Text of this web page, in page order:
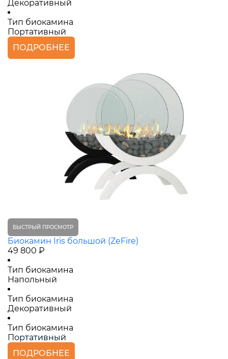
Декоративный
Тип биокамина
Портативный
ПОДРОБНЕЕ
БЫСТРЫЙ ПРОСМОТР
Биокамин Iris большой (ZeFire)
49 800 ₽
Тип биокамина
Напольный
Тип биокамина
Декоративный
Тип биокамина
Портативный
ПОДРОБНЕЕ